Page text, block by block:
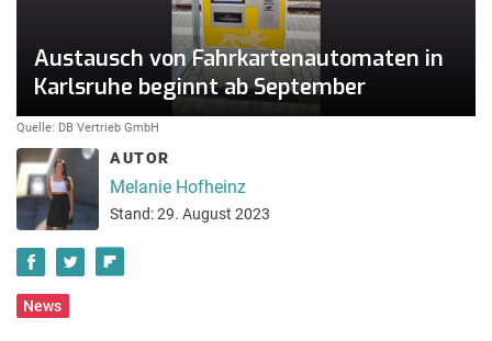
Austausch von Fahrkartenautomaten in
Karlsruhe beginnt ab September
Quelle: DB Vertrieb GmbH
AUTOR
Melanie Hofheinz
Stand: 29. August 2023
News